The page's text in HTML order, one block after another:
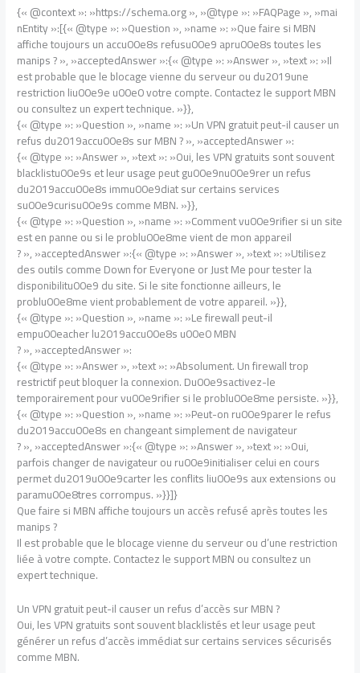
{« @context »: »https://schema.org », »@type »: »FAQPage », »mai
nEntity »:[{« @type »: »Question », »name »: »Que faire si MBN
affiche toujours un accu00e8s refusu00e9 apru00e8s toutes les
manips ? », »acceptedAnswer »:{« @type »: »Answer », »text »: »Il
est probable que le blocage vienne du serveur ou du2019une
restriction liu00e9e u00e0 votre compte. Contactez le support MBN
ou consultez un expert technique. »}},
{« @type »: »Question », »name »: »Un VPN gratuit peut-il causer un
refus du2019accu00e8s sur MBN ? », »acceptedAnswer »:
{« @type »: »Answer », »text »: »Oui, les VPN gratuits sont souvent
blacklistu00e9s et leur usage peut gu00e9nu00e9rer un refus
du2019accu00e8s immu00e9diat sur certains services
su00e9curisu00e9s comme MBN. »}},
{« @type »: »Question », »name »: »Comment vu00e9rifier si un site
est en panne ou si le problu00e8me vient de mon appareil
? », »acceptedAnswer »:{« @type »: »Answer », »text »: »Utilisez
des outils comme Down for Everyone or Just Me pour tester la
disponibilitu00e9 du site. Si le site fonctionne ailleurs, le
problu00e8me vient probablement de votre appareil. »}},
{« @type »: »Question », »name »: »Le firewall peut-il
empu00eacher lu2019accu00e8s u00e0 MBN
? », »acceptedAnswer »:
{« @type »: »Answer », »text »: »Absolument. Un firewall trop
restrictif peut bloquer la connexion. Du00e9sactivez-le
temporairement pour vu00e9rifier si le problu00e8me persiste. »}},
{« @type »: »Question », »name »: »Peut-on ru00e9parer le refus
du2019accu00e8s en changeant simplement de navigateur
? », »acceptedAnswer »:{« @type »: »Answer », »text »: »Oui,
parfois changer de navigateur ou ru00e9initialiser celui en cours
permet du2019u00e9carter les conflits liu00e9s aux extensions ou
paramu00e8tres corrompus. »}}]}
Que faire si MBN affiche toujours un accès refusé après toutes les
manips ?
Il est probable que le blocage vienne du serveur ou d’une restriction
liée à votre compte. Contactez le support MBN ou consultez un
expert technique.
Un VPN gratuit peut-il causer un refus d’accès sur MBN ?
Oui, les VPN gratuits sont souvent blacklistés et leur usage peut
générer un refus d’accès immédiat sur certains services sécurisés
comme MBN.